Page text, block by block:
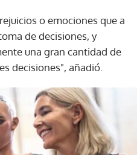
o emociones que a
de decisiones, y
una gran cantidad de
decisiones", añadió.